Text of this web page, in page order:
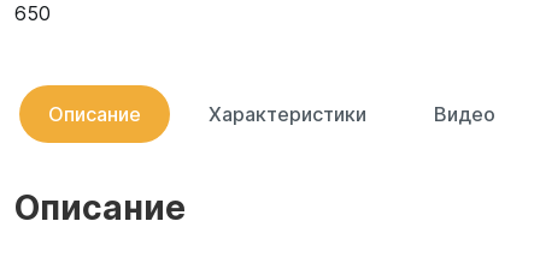
650
Описание Характеристики Видео
Описание